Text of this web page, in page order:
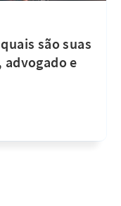
são suas
e